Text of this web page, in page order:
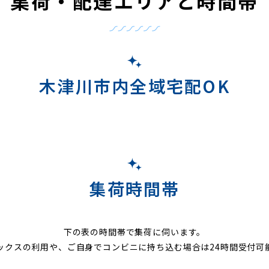
木津川市内全域宅配OK
集荷時間帯
下の表の時間帯で集荷に伺います。
クスの利用や、ご自身でコンビニに持ち込む場合は24時間受付可